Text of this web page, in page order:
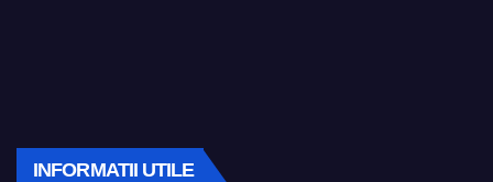
INFORMATII UTILE